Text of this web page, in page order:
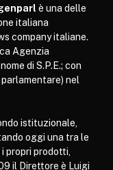
è una delle
italiana
company italiane.
Agenzia
di S.P.E.; con
parlamentare) nel
istituzionale,
oggi una tra le
propri prodotti,
il Direttore è Luigi